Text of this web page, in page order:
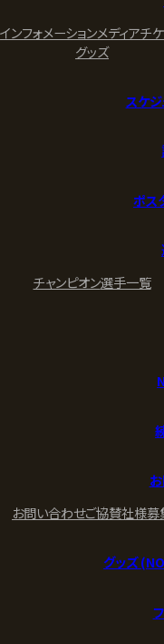
インフォメーションメディアチ
グッズ
スケ
ポス
チャンピオン選手一覧
お問い合わせご協賛社様募
グッズ